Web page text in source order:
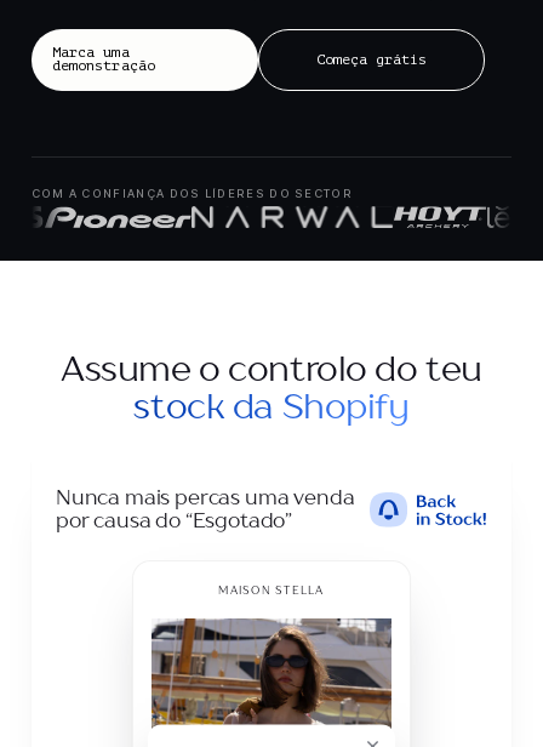
Marca uma
demonstração Começa grátis
COM A CONFIANÇA DOS LÍDERES DO SECTOR
Assume o controlo do teu
stock da Shopify
Nunca mais percas uma venda
por causa do “Esgotado”
MAISON STELLA